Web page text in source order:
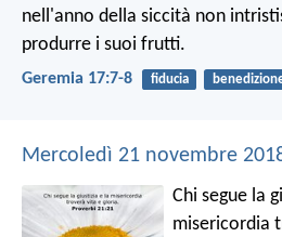
nell'anno della siccità non
produrre i suoi frutti.
Geremia 17:7-8 fiducia
Mercoledì 21 novembre
Chi segue la
misericordia